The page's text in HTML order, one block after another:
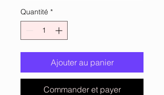
Quantité *
Ajouter au panier
Commander et payer